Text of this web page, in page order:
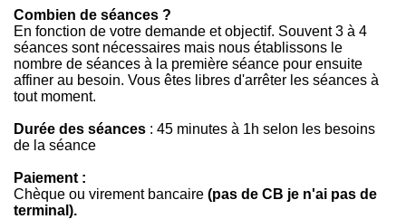
Combien de séances ?
En fonction de votre demande et objectif. Souvent 3 à 4
séances sont nécessaires mais nous établissons le
nombre de séances à la première séance pour ensuite
affiner au besoin. Vous êtes libres d'arrêter les séances à
tout moment.
Durée des séances : 45 minutes à 1h selon les besoins
de la séance
Paiement :
Chèque ou virement bancaire (pas de CB je n'ai pas de
terminal).